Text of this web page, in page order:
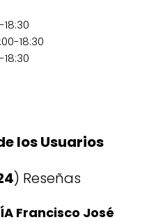
18:30
18:30
18:30
los Usuarios
) Reseñas
Francisco José